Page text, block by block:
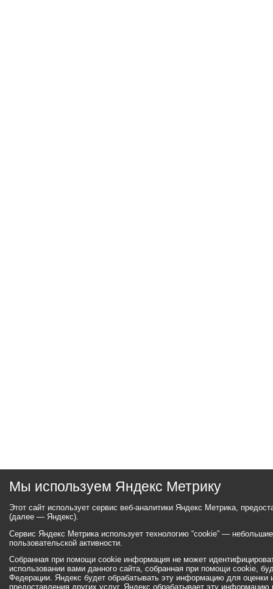
Мы используем Яндекс Метрику
Этот сайт использует сервис веб-аналитики Яндекс Метрика,
(далее — Яндекс).
Сервис Яндекс Метрика использует технологию “cookie” —
пользовательской активности.
Собранная при помощи cookie информация не может
использовании вами данного сайта, собранная при помощи cookie,
Федерации. Яндекс будет обрабатывать эту информацию для оценки
предоставления других услуг. Яндекс обрабатывает эту